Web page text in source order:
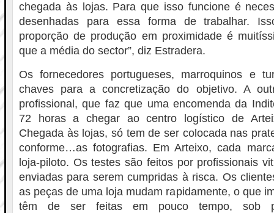
chegada às lojas. Para que isso funcione é
desenhadas para essa forma de trabalhar.
proporção de produção em proximidade é
que a média do sector”, diz Estradera.
Os fornecedores portugueses, marroquinos e
chaves para a concretização do objetivo. A
profissional, que faz que uma encomenda da
72 horas a chegar ao centro logístico de
Chegada às lojas, só tem de ser colocada nas
conforme…as fotografias. Em Arteixo, cada
loja-piloto. Os testes são feitos por profissionais
enviadas para serem cumpridas à risca. Os
as peças de uma loja mudam rapidamente, o que
têm de ser feitas em pouco tempo, sob